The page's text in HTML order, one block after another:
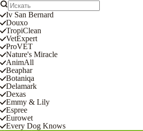
Iv San Bernard
Douxo
TropiClean
VetExpert
ProVET
Nature's Miracle
AnimAll
Beaphar
Botaniqa
Delamark
Dexas
Emmy & Lily
Espree
Eurowet
Every Dog Knows